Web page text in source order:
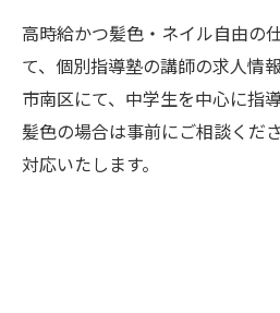
高時給かつ髪色・ネイル自由の
て、個別指導塾の講師の求人情
市南区にて、中学生を中心に指
髪色の場合は事前にご相談くだ
対応いたします。